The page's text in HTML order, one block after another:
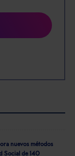
nuevos métodos
Social de 140